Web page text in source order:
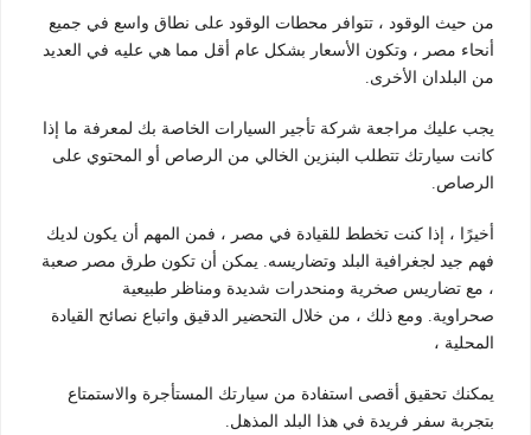
من حيث الوقود ، تتوافر محطات الوقود على نطاق واسع في جميع
أنحاء مصر ، وتكون الأسعار بشكل عام أقل مما هي عليه في العديد
من البلدان الأخرى.
يجب عليك مراجعة شركة تأجير السيارات الخاصة بك لمعرفة ما إذا
كانت سيارتك تتطلب البنزين الخالي من الرصاص أو المحتوي على
الرصاص.
أخيرًا ، إذا كنت تخطط للقيادة في مصر ، فمن المهم أن يكون لديك
فهم جيد لجغرافية البلد وتضاريسه. يمكن أن تكون طرق مصر صعبة
، مع تضاريس صخرية ومنحدرات شديدة ومناظر طبيعية
صحراوية. ومع ذلك ، من خلال التحضير الدقيق واتباع نصائح القيادة
المحلية ،
يمكنك تحقيق أقصى استفادة من سيارتك المستأجرة والاستمتاع
بتجربة سفر فريدة في هذا البلد المذهل.